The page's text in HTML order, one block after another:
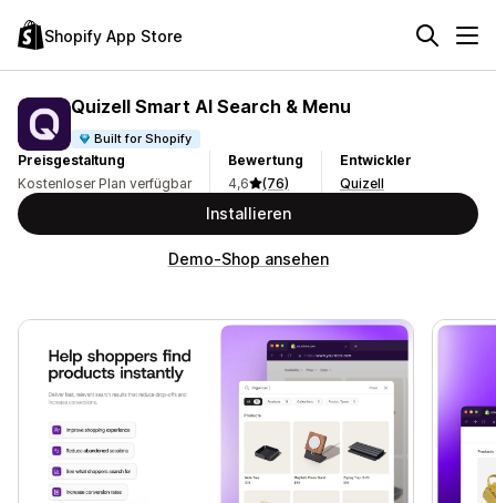
Shopify App Store
Quizell Smart AI Search & Menu
Built for Shopify
Preisgestaltung
Kostenloser Plan verfügbar
Bewertung
4,6
(76)
Entwickler
Quizell
Installieren
Demo-Shop ansehen